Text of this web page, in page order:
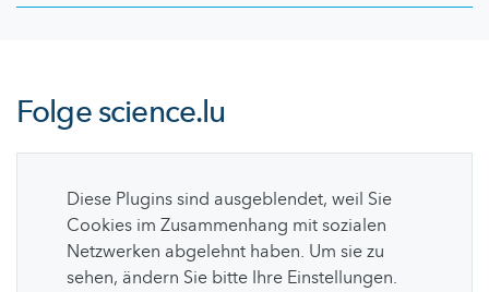
Folgescience.lu
Diese Plugins sind ausgeblendet, weil Sie
Cookies im Zusammenhang mit sozialen
Netzwerken abgelehnt haben. Um sie zu
sehen, ändern Sie bitte Ihre Einstellungen.